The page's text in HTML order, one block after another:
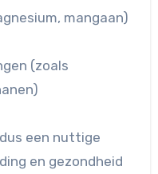
mangaan)
een nuttige
en gezondheid